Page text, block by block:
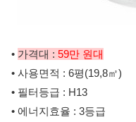
• 가격대 : 59만 원대
• 사용면적 : 6평(19,8㎡)
• 필터등급 : H13
• 에너지효율 : 3등급